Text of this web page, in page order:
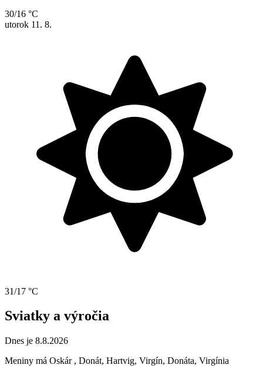
30/16 °C
utorok 11. 8.
31/17 °C
Sviatky a výročia
Dnes je 8.8.2026
Meniny má Oskár , Donát, Hartvig, Virgín, Donáta, Virgínia